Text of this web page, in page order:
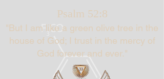
Psalm 52:8
"But I am like a green olive tree in the
house of God; I trust in the mercy of
God forever and ever."